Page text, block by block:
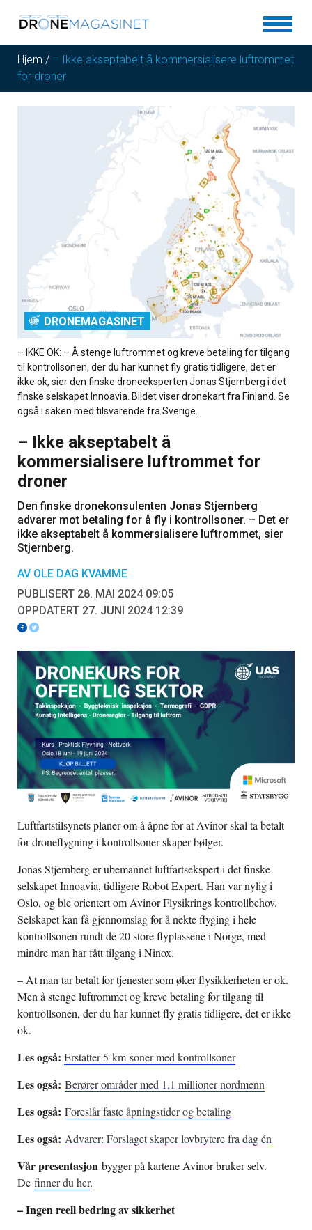
Hjem / – Ikke akseptabelt å kommersialisere luftrommet
for droner
DRONEMAGASINET
– IKKE OK: – Å stenge luftrommet og kreve betaling for tilgang
til kontrollsonen, der du har kunnet fly gratis tidligere, det er
ikke ok, sier den finske droneeksperten Jonas Stjernberg i det
finske selskapet Innoavia. Bildet viser dronekart fra Finland. Se
også i saken med tilsvarende fra Sverige.
– Ikke akseptabelt å
kommersialisere luftrommet for
droner
Den finske dronekonsulenten Jonas Stjernberg
advarer mot betaling for å fly i kontrollsoner. – Det er
ikke akseptabelt å kommersialisere luftrommet, sier
Stjernberg.
AV OLE DAG KVAMME
PUBLISERT 28. MAI 2024 09:05
OPPDATERT 27. JUNI 2024 12:39
Luftfartstilsynets planer om å åpne for at Avinor skal ta betalt
for droneflygning i kontrollsoner skaper bølger.
Jonas Stjernberg er ubemannet luftfartsekspert i det finske
selskapet Innoavia, tidligere Robot Expert. Han var nylig i
Oslo, og ble orientert om Avinor Flysikrings kontrollbehov.
Selskapet kan få gjennomslag for å nekte flyging i hele
kontrollsonen rundt de 20 store flyplassene i Norge, med
mindre man har fått tilgang i Ninox.
– At man tar betalt for tjenester som øker flysikkerheten er ok.
Men å stenge luftrommet og kreve betaling for tilgang til
kontrollsonen, der du har kunnet fly gratis tidligere, det er ikke
ok.
Les også: Erstatter 5-km-soner med kontrollsoner
Les også: Berører områder med 1,1 millioner nordmenn
Les også: Foreslår faste åpningstider og betaling
Les også: Advarer: Forslaget skaper lovbrytere fra dag én
Vår presentasjon bygger på kartene Avinor bruker selv.
De finner du her.
– Ingen reell bedring av sikkerhet